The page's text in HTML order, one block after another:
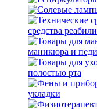
средства
маникюра и
полостью рта
укладки